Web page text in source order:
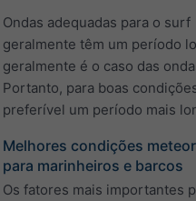
Ondas adequadas para o surf
geralmente têm um período
geralmente é o caso das
Portanto, para boas
preferível um período mais
Melhores condições
para marinheiros e barcos
Os fatores mais importantes